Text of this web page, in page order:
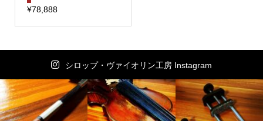
¥78,888
シロップ・ヴァイオリン工房 Instagram